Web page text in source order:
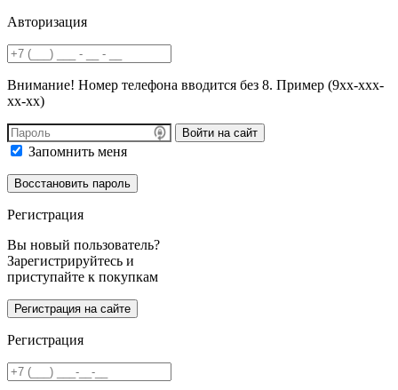
Авторизация
Внимание! Номер телефона вводится без 8. Пример (9хх-ххх-
хх-хх)
Войти на сайт
Запомнить меня
Регистрация
Вы новый пользователь?
Зарегистрируйтесь и
приступайте к покупкам
Регистрация